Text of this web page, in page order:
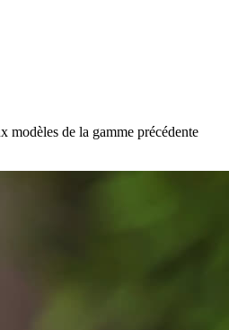
de la gamme précédente